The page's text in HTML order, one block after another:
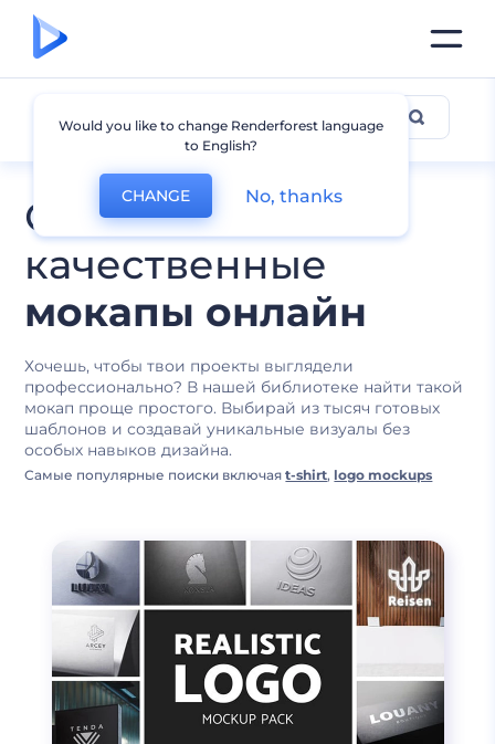
Создайте
качественные
мокапы онлайн
Хочешь, чтобы твои проекты выглядели
профессионально? В нашей библиотеке найти такой
мокап проще простого. Выбирай из тысяч готовых
шаблонов и создавай уникальные визуалы без
особых навыков дизайна.
Мокапы с дизайном
Самые популярные поиски включаяt-shirt, logo mockups
Would you like to change Renderforest language
to English?
CHANGE No, thanks